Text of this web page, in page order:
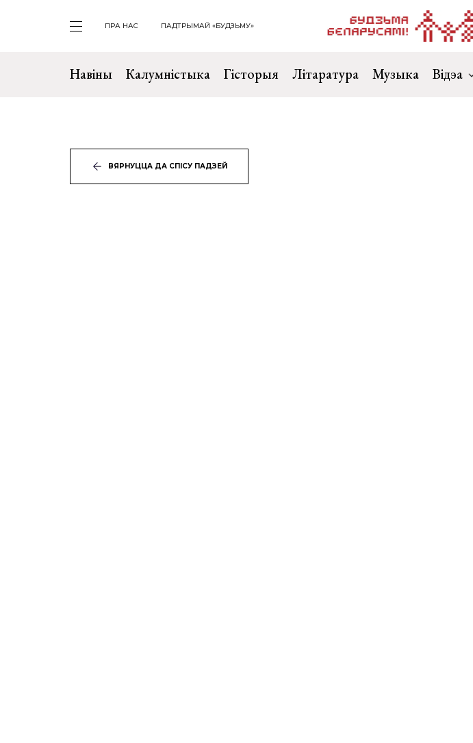
ПРА НАС ПАДТРЫМАЙ «БУДЗЬМУ»
Навіны Калумністыка Гісторыя Літаратура Музыка Відэа
ВЯРНУЦЦА ДА СПІСУ ПАДЗЕЙ